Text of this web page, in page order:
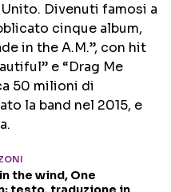
social
Unito. Divenuti famosi a
cinque album,
in the A.M.”, con hit
e “Drag Me
50 milioni di
la band nel 2015, e
the wind, One